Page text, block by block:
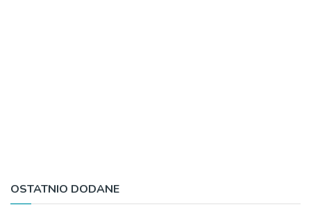
OSTATNIO DODANE